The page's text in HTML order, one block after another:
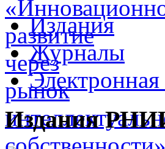
Издания
Журналы
Издания